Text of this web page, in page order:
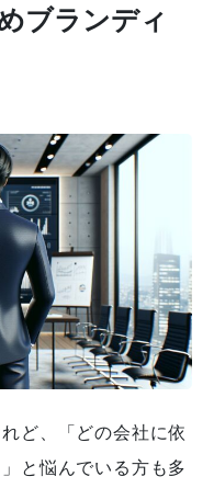
ブランディ
ど、「どの会社に依
と悩んでいる方も多